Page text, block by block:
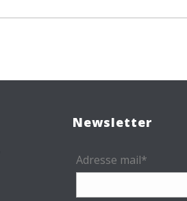
Newsletter
Adresse mail*